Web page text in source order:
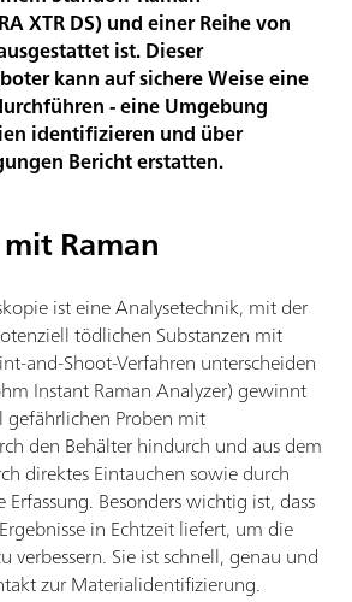
XTR DS) und einer Reihe von
ist. Dieser
kann auf sichere Weise eine
- eine Umgebung
identifizieren und über
Bericht erstatten.
Raman
ist eine Analysetechnik, mit der
tödlichen Substanzen mit
and-Shoot-Verfahren unterscheiden
Instant Raman Analyzer) gewinnt
gefährlichen Proben mit
den Behälter hindurch und aus dem
direktes Eintauchen sowie durch
Besonders wichtig ist, dass
in Echtzeit liefert, um die
verbessern. Sie ist schnell, genau und
zur Materialidentifizierung.